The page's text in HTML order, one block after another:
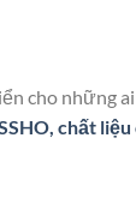
cho những
chất liệu